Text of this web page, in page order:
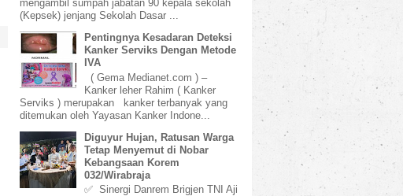
mengambil sumpah jabatan 90 kepala sekolah
(Kepsek) jenjang Sekolah Dasar ...
Pentingnya Kesadaran Deteksi
Kanker Serviks Dengan Metode
IVA
( Gema Medianet.com ) –
Kanker leher Rahim ( Kanker
Serviks ) merupakan kanker terbanyak yang
ditemukan oleh Yayasan Kanker Indone...
Diguyur Hujan, Ratusan Warga
Tetap Menyemut di Nobar
Kebangsaan Korem
032/Wirabraja
✅ Sinergi Danrem Brigjen TNI Aji